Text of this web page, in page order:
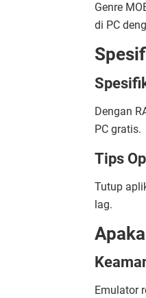
Genre
di PC
Dengan
PC gratis.
Tips
Tutup
lag.
Emulator